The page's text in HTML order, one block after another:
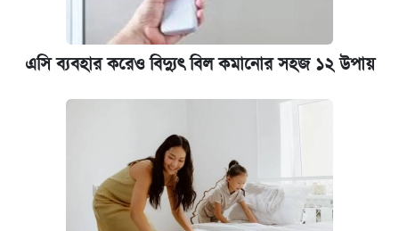
এসি ব্যবহার করেও বিদ্যুৎ বিল কমানোর সহজ ১২ উপায়